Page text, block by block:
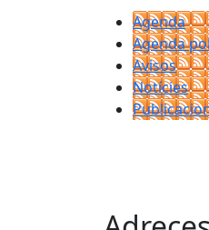
Agenda
Agenda
Avisos
Notícies